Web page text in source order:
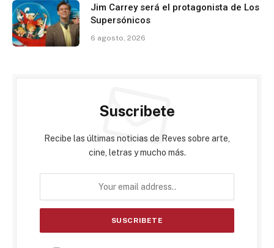
Jim Carrey será el protagonista de Los
Supersónicos
6 agosto, 2026
Suscribete
Recibe las últimas noticias de Reves sobre arte,
cine, letras y mucho más.